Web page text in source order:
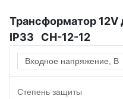
Трансформатор 12V
IP33 CH-12-12
Входное напряжение, В
Степень защиты